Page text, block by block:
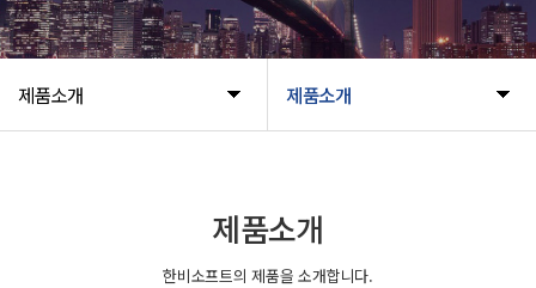
제품소개 제품소개
제품소개
한비소프트의 제품을 소개합니다.